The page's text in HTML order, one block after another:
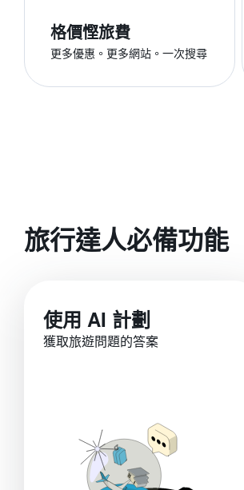
格價慳旅費
更多優惠。更多網站。一次搜尋
旅行達人必備功能
使用 AI 計劃
獲取旅遊問題的答案